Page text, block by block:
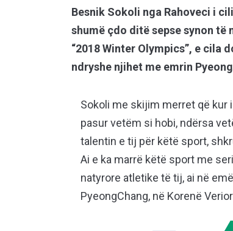
Besnik Sokoli nga Rahoveci i
shumë çdo ditë sepse synon të
“2018 Winter Olympics”, e cila
ndryshe njihet me emrin
Sokoli me skijim merret që kur
pasur vetëm si hobi, ndërsa
talentin e tij për këtë sport,
Ai e ka marrë këtë sport me
natyrore atletike të tij, ai në
PyeongChang, në Korenë